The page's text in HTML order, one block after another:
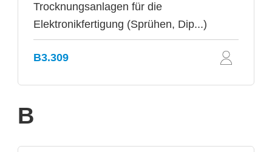
Trocknungsanlagen für die
Elektronikfertigung (Sprühen, Dip...)
B3.309
B